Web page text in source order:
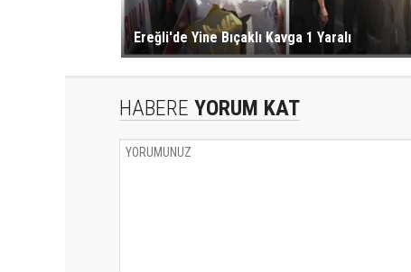
Ereğli'de Yine Bıçaklı Kavga 1 Yaralı
HABERE YORUM KAT